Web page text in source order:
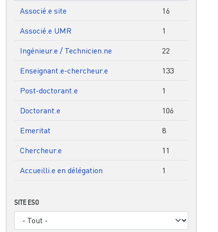
Associé.e site 16
Associé.e UMR 1
Ingénieur.e / Technicien.ne 22
Enseignant.e-chercheur.e 133
Post-doctorant.e 1
Doctorant.e 106
Emeritat 8
Chercheur.e 11
Accueilli.e en délégation 1
SITE ESO